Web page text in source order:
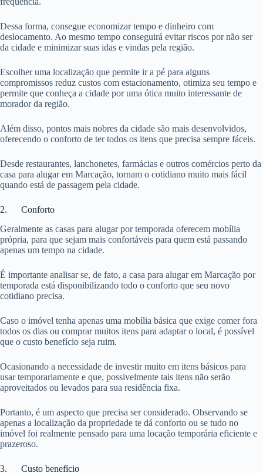
Dessa forma, consegue economizar tempo e dinheiro com
deslocamento. Ao mesmo tempo conseguirá evitar riscos por não ser
da cidade e minimizar suas idas e vindas pela região.
Escolher uma localização que permite ir a pé para alguns
compromissos reduz custos com estacionamento, otimiza seu tempo e
permite que conheça a cidade por uma ótica muito interessante de
morador da região.
Além disso, pontos mais nobres da cidade são mais desenvolvidos,
oferecendo o conforto de ter todos os itens que precisa sempre fáceis.
Desde restaurantes, lanchonetes, farmácias e outros comércios perto da
casa para alugar em Marcação, tornam o cotidiano muito mais fácil
quando está de passagem pela cidade.
2. Conforto
Geralmente as casas para alugar por temporada oferecem mobília
própria, para que sejam mais confortáveis para quem está passando
apenas um tempo na cidade.
É importante analisar se, de fato, a casa para alugar em Marcação por
temporada está disponibilizando todo o conforto que seu novo
cotidiano precisa.
Caso o imóvel tenha apenas uma mobília básica que exige comer fora
todos os dias ou comprar muitos itens para adaptar o local, é possível
que o custo benefício seja ruim.
Ocasionando a necessidade de investir muito em itens básicos para
usar temporariamente e que, possivelmente tais itens não serão
aproveitados ou levados para sua residência fixa.
Portanto, é um aspecto que precisa ser considerado. Observando se
apenas a localização da propriedade te dá conforto ou se tudo no
imóvel foi realmente pensado para uma locação temporária eficiente e
prazeroso.
3. Custo benefício